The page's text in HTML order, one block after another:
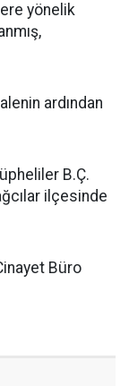
yönelik
ardından
B.Ç.
ilçesinde
Büro